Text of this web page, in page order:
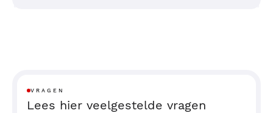
VRAGEN
Lees hier veelgestelde vragen